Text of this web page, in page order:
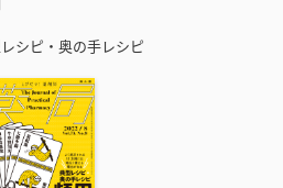
シピ・奥の手レシピ